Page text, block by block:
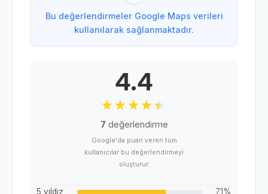
Bu değerlendirmeler Google Maps verileri
kullanılarak sağlanmaktadır.
4.4
7 değerlendirme
Google'da puan veren tüm
kullanıcılar bu değerlendirmeyi
oluşturur.
5 yıldız 71%